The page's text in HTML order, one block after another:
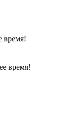
время!
время!